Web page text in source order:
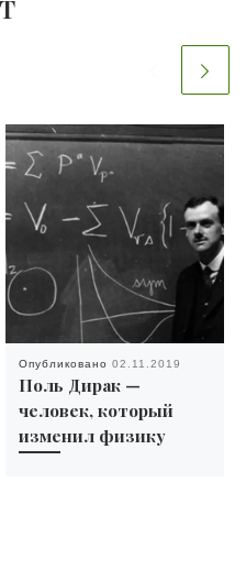
Опубликовано 02.11.2019
Поль Дирак —
человек, который
изменил физику